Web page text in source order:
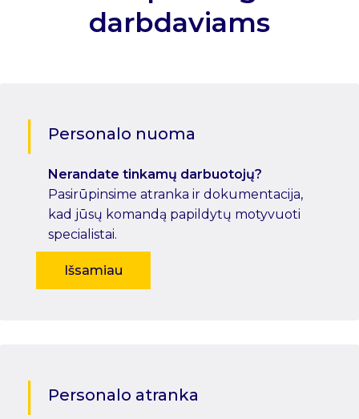
darbdaviams
Personalo nuoma
Nerandate tinkamų darbuotojų?
Pasirūpinsime atranka ir dokumentacija,
kad jūsų komandą papildytų motyvuoti
specialistai.
Išsamiau
Personalo atranka